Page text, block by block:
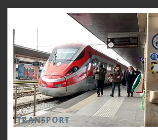
TRANSPORT